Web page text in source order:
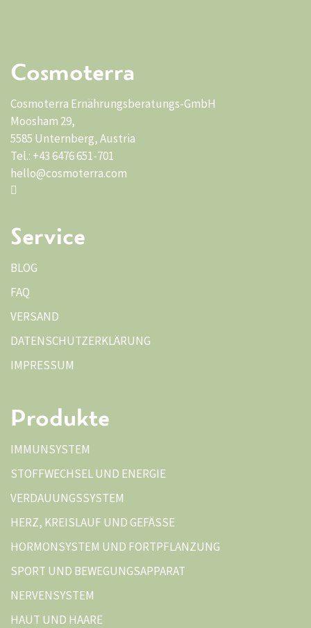
Cosmoterra
Cosmoterra Ernährungsberatungs-GmbH
Moosham 29,
5585 Unternberg, Austria
Tel.: +43 6476 651-701
hello@cosmoterra.com
Service
BLOG
FAQ
VERSAND
DATENSCHUTZERKLÄRUNG
IMPRESSUM
Produkte
IMMUNSYSTEM
STOFFWECHSEL UND ENERGIE
VERDAUUNGSSYSTEM
HERZ, KREISLAUF UND GEFÄSSE
HORMONSYSTEM UND FORTPFLANZUNG
SPORT UND BEWEGUNGSAPPARAT
NERVENSYSTEM
HAUT UND HAARE